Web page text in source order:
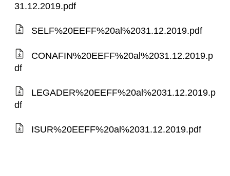
31.12.2019.pdf
SELF%20EEFF%20al%2031.12.2019.pdf
CONAFIN%20EEFF%20al%2031.12.2019.p
df
LEGADER%20EEFF%20al%2031.12.2019.p
df
ISUR%20EEFF%20al%2031.12.2019.pdf